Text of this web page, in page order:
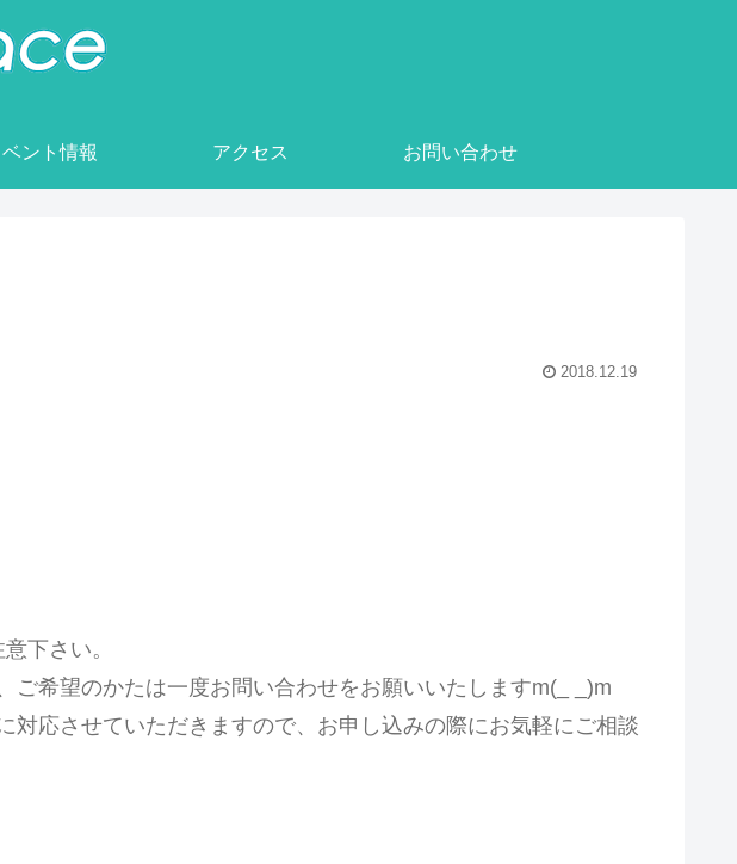
ント情報 アクセス お問い合わせ
2018.12.19
下さい。
希望のかたは一度お問い合わせをお願いいたしますm(_ _)m
応させていただきますので、お申し込みの際にお気軽にご相談